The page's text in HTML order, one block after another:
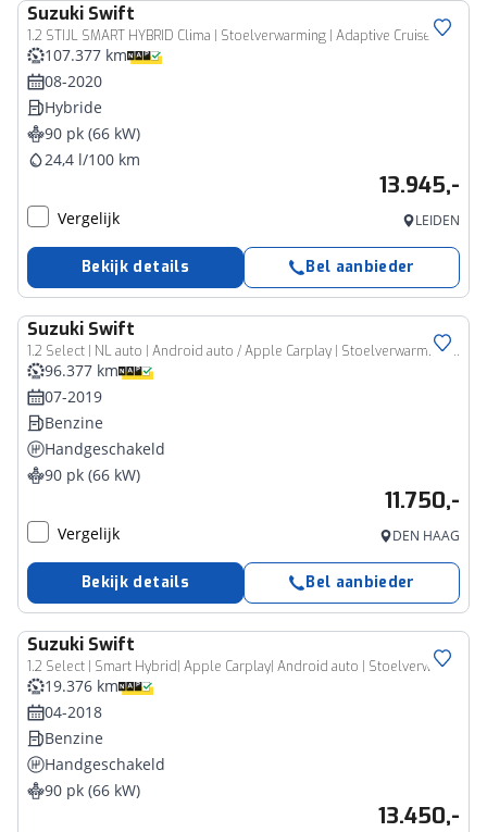
Suzuki Swift
1.2 STIJL SMART HYBRID Clima | Stoelverwarming | Adaptive Cruise
107.377 km
08-2020
Hybride
90 pk (66 kW)
24,4 l/100 km
13.945,-
Vergelijk LEIDEN
Bekijk details Bel aanbieder
Suzuki Swift
1.2 Select | NL auto | Android auto / Apple Carplay | Stoelverwarming | Camera| Airco|
96.377 km
07-2019
Benzine
Handgeschakeld
90 pk (66 kW)
11.750,-
Vergelijk DEN HAAG
Bekijk details Bel aanbieder
Suzuki Swift
1.2 Select | Smart Hybrid| Apple Carplay| Android auto | Stoelverwarming| Achteruitrij camera
19.376 km
04-2018
Benzine
Handgeschakeld
90 pk (66 kW)
13.450,-